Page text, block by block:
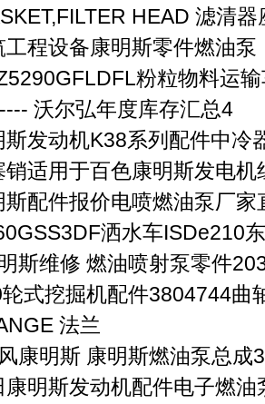
HEAD 滤清器
程设备康明斯零件燃油泵
粉粒物料运
沃尔弘年度库存汇总4
发动机K38系列配件中冷
适用于百色康明斯发电机
配件报价电喷燃油泵厂家
洒水车ISDe210
斯维修 燃油喷射泵零件
轮式挖掘机配件3804744曲
法兰
康明斯 康明斯燃油泵总成
明斯发动机配件电子燃油